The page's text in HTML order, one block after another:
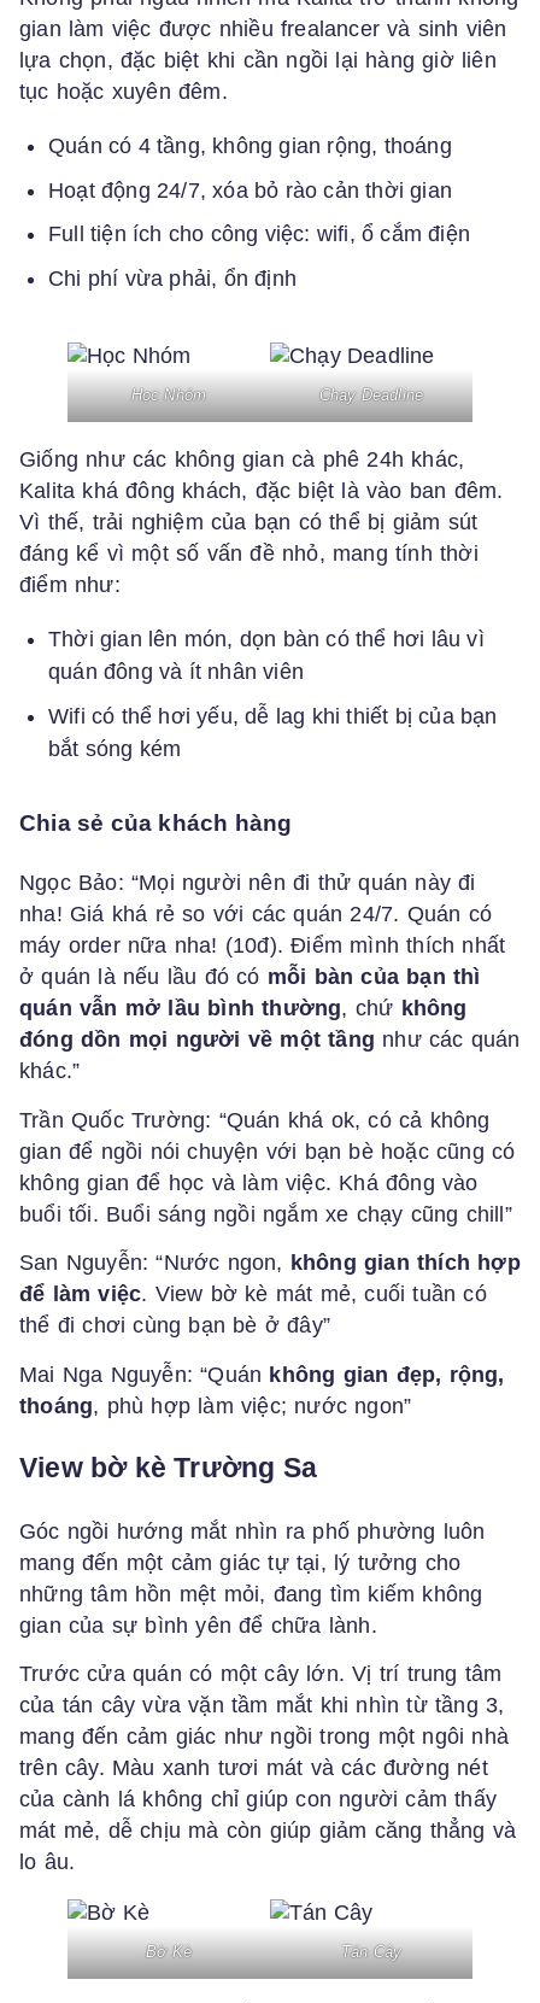
gian làm việc được nhiều frealancer và sinh viên
lựa chọn, đặc biệt khi cần ngồi lại hàng giờ liên
tục hoặc xuyên đêm.
Quán có 4 tầng, không gian rộng, thoáng
Hoạt động 24/7, xóa bỏ rào cản thời gian
Full tiện ích cho công việc: wifi, ổ cắm điện
Chi phí vừa phải, ổn định
Học Nhóm Chạy Deadline
Giống như các không gian cà phê 24h khác,
Kalita khá đông khách, đặc biệt là vào ban đêm.
Vì thế, trải nghiệm của bạn có thể bị giảm sút
đáng kể vì một số vấn đề nhỏ, mang tính thời
điểm như:
Thời gian lên món, dọn bàn có thể hơi lâu vì
quán đông và ít nhân viên
Wifi có thể hơi yếu, dễ lag khi thiết bị của bạn
bắt sóng kém
Chia sẻ của khách hàng
Ngọc Bảo: “Mọi người nên đi thử quán này đi
nha! Giá khá rẻ so với các quán 24/7. Quán có
máy order nữa nha! (10đ). Điểm mình thích nhất
ở quán là nếu lầu đó có mỗi bàn của bạn thì
quán vẫn mở lầu bình thường, chứ không
đóng dồn mọi người về một tầng như các quán
khác.”
Trần Quốc Trường: “Quán khá ok, có cả không
gian để ngồi nói chuyện với bạn bè hoặc cũng có
không gian để học và làm việc. Khá đông vào
buổi tối. Buổi sáng ngồi ngắm xe chạy cũng chill”
San Nguyễn: “Nước ngon, không gian thích hợp
để làm việc. View bờ kè mát mẻ, cuối tuần có
thể đi chơi cùng bạn bè ở đây”
Mai Nga Nguyễn: “Quán không gian đẹp, rộng,
thoáng, phù hợp làm việc; nước ngon”
View bờ kè Trường Sa
Góc ngồi hướng mắt nhìn ra phố phường luôn
mang đến một cảm giác tự tại, lý tưởng cho
những tâm hồn mệt mỏi, đang tìm kiếm không
gian của sự bình yên để chữa lành.
Trước cửa quán có một cây lớn. Vị trí trung tâm
của tán cây vừa vặn tầm mắt khi nhìn từ tầng 3,
mang đến cảm giác như ngồi trong một ngôi nhà
trên cây. Màu xanh tươi mát và các đường nét
của cành lá không chỉ giúp con người cảm thấy
mát mẻ, dễ chịu mà còn giúp giảm căng thẳng và
lo âu.
Bờ Kè Tán Cây